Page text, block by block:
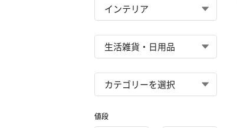
値段